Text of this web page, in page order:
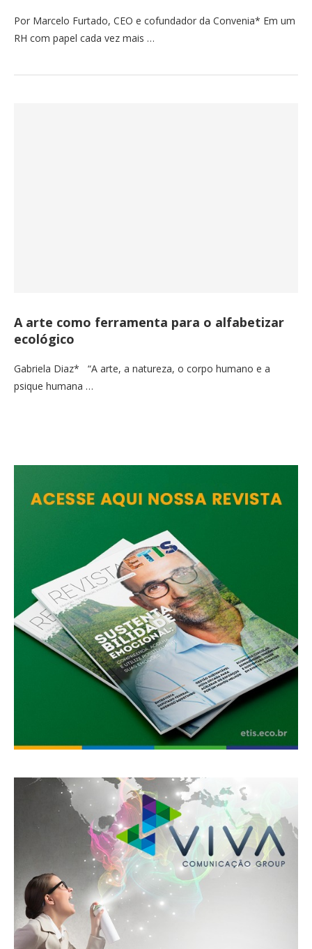
Por Marcelo Furtado, CEO e cofundador da Convenia* Em um
RH com papel cada vez mais …
A arte como ferramenta para o alfabetizar
ecológico
Gabriela Diaz* “A arte, a natureza, o corpo humano e a
psique humana …